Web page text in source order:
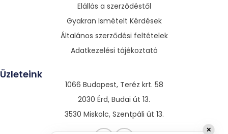
Elállás a szerződéstől
Gyakran Ismételt Kérdések
Általános szerződési feltételek
Adatkezelési tájékoztató
Üzleteink
1066 Budapest, Teréz krt. 58
2030 Érd, Budai út 13.
3530 Miskolc, Szentpáli út 13.
✕